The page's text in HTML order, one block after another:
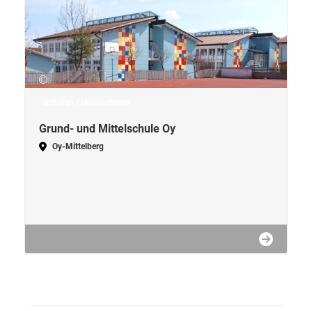
Grund- und Mittelschule Oy
Oy-Mittelberg